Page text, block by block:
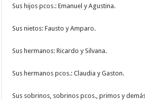
Sus hijos pcos.: Emanuel y Agustina.
Sus nietos: Fausto y Amparo.
Sus hermanos: Ricardo y Silvana.
Sus hermanos pcos.: Claudia y Gaston.
Sus sobrinos, sobrinos pcos., primos y